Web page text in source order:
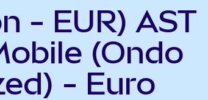
- EUR) AST
(Ondo
- Euro